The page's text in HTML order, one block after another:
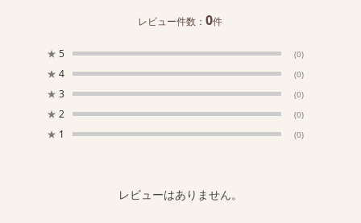
レビュー件数：0件
★ 5 (0)
★ 4 (0)
★ 3 (0)
★ 2 (0)
★ 1 (0)
レビューはありません。